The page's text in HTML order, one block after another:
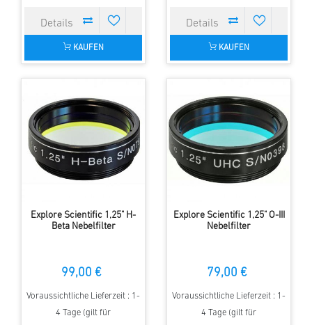
KAUFEN KAUFEN
Explore Scientific 1,25" H-
Beta Nebelfilter
99,00 €
Voraussichtliche Lieferzeit : 1-
4 Tage (gilt für
Explore Scientific 1,25" O-III
Nebelfilter
79,00 €
Voraussichtliche Lieferzeit : 1-
4 Tage (gilt für